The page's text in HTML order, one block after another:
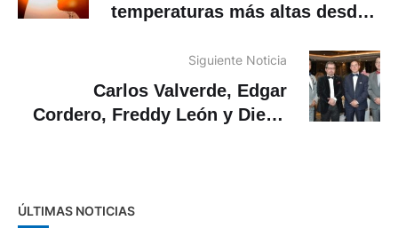
temperaturas más altas desde
Siguiente Noticia
Carlos Valverde, Edgar
Cordero, Freddy León y Diego
ÚLTIMAS NOTICIAS